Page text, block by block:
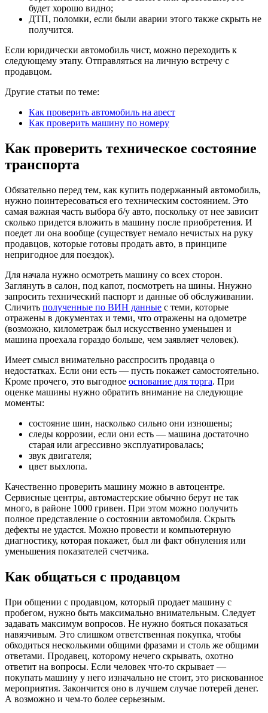
будет хорошо видно;
ДТП, поломки, если были аварии этого также скрыть не
получится.
Если юридически автомобиль чист, можно переходить к
следующему этапу. Отправляться на личную встречу с
продавцом.
Другие статьи по теме:
Как проверить автомобиль на арест
Как проверить машину по номеру
Как проверить техническое состояние
транспорта
Обязательно перед тем, как купить подержанный автомобиль,
нужно поинтересоваться его техническим состоянием. Это
самая важная часть выбора б/у авто, поскольку от нее зависит
сколько придется вложить в машину после приобретения. И
поедет ли она вообще (существует немало нечистых на руку
продавцов, которые готовы продать авто, в принципе
непригодное для поездок).
Для начала нужно осмотреть машину со всех сторон.
Заглянуть в салон, под капот, посмотреть на шины. Ннужно
запросить технический паспорт и данные об обслуживании.
Сличить полученные по ВИН данные с теми, которые
отражены в документах и теми, что отражены на одометре
(возможно, километраж был искусственно уменьшен и
машина проехала гораздо больше, чем заявляет человек).
Имеет смысл внимательно расспросить продавца о
недостатках. Если они есть — пусть покажет самостоятельно.
Кроме прочего, это выгодное основание для торга. При
оценке машины нужно обратить внимание на следующие
моменты:
состояние шин, насколько сильно они изношены;
следы коррозии, если они есть — машина достаточно
старая или агрессивно эксплуатировалась;
звук двигателя;
цвет выхлопа.
Качественно проверить машину можно в автоцентре.
Сервисные центры, автомастерские обычно берут не так
много, в районе 1000 гривен. При этом можно получить
полное представление о состоянии автомобиля. Скрыть
дефекты не удастся. Можно провести и компьютерную
диагностику, которая покажет, был ли факт обнуления или
уменьшения показателей счетчика.
Как общаться с продавцом
При общении с продавцом, который продает машину с
пробегом, нужно быть максимально внимательным. Следует
задавать максимум вопросов. Не нужно бояться показаться
навязчивым. Это слишком ответственная покупка, чтобы
обходиться несколькими общими фразами и столь же общими
ответами. Продавец, которому нечего скрывать, охотно
ответит на вопросы. Если человек что-то скрывает —
покупать машину у него изначально не стоит, это рискованное
мероприятия. Закончится оно в лучшем случае потерей денег.
А возможно и чем-то более серьезным.